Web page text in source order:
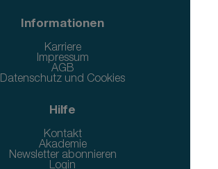
Informationen
Karriere
Impressum
AGB
Datenschutz und Cookies
Hilfe
Kontakt
Akademie
Newsletter abonnieren
Login